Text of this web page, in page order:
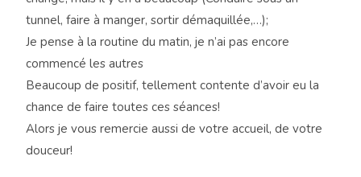
tunnel, faire à manger, sortir démaquillée,…);
Je pense à la routine du matin, je n’ai pas encore
commencé les autres
Beaucoup de positif, tellement contente d’avoir eu la
chance de faire toutes ces séances!
Alors je vous remercie aussi de votre accueil, de votre
douceur!